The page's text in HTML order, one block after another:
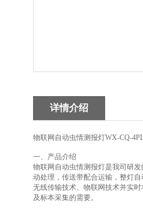
详情介绍
物联网自动虫情测报灯WX-CQ-
一、产品介绍
物联网自动虫情测报灯是我司研
动处理，传送带配合运输，整灯
无线传输技术、物联网技术并实
及标本采集的需要。